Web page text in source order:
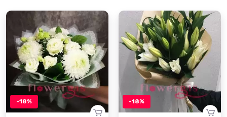
-18% -18%